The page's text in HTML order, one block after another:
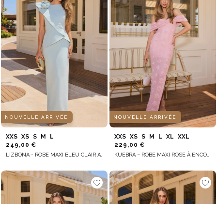
NOUVELLE ARRIVÉE
XXS XS S M
L
249,00 €
LIZBONA - ROBE MAXI BLEU CLAIR AVEC BASQUE ET FLEUR FAÇONNÉE À LA MAIN
NOUVELLE ARRIVÉE
XXS XS S M L XL
XXL
229,00 €
KUEBRA – ROBE MAXI ROSE À ENCOLURE ESPAGNOLE